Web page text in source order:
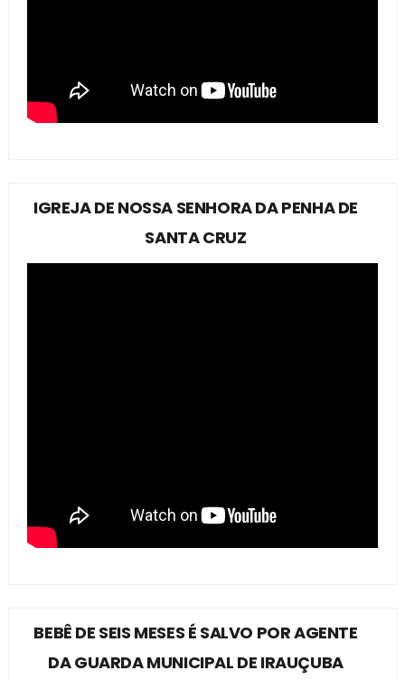
IGREJA DE NOSSA SENHORA DA PENHA DE
SANTA CRUZ
BEBÊ DE SEIS MESES É SALVO POR AGENTE
DA GUARDA MUNICIPAL DE IRAUÇUBA